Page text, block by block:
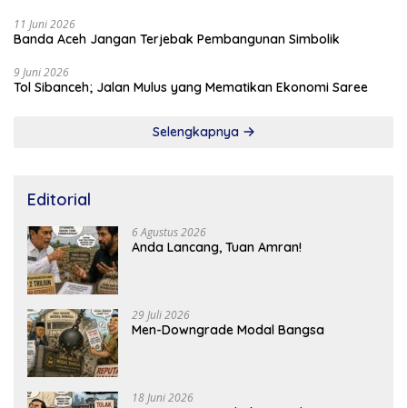
11 Juni 2026
Banda Aceh Jangan Terjebak Pembangunan Simbolik
9 Juni 2026
Tol Sibanceh; Jalan Mulus yang Mematikan Ekonomi Saree
Selengkapnya
Editorial
6 Agustus 2026
Anda Lancang, Tuan Amran!
29 Juli 2026
Men-Downgrade Modal Bangsa
18 Juni 2026